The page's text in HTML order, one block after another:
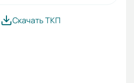
Скачать ТКП